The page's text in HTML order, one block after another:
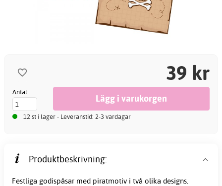
39 kr
Antal:
12 st i lager - Leveranstid: 2-3 vardagar
Produktbeskrivning:
Festliga godispåsar med piratmotiv i två olika designs.